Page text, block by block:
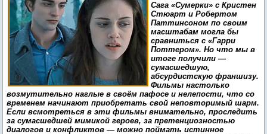
Сага «Сумерки» с Кристен
Стюарт и Робертом
Паттинсоном по своим
масштабам могла бы
сравниться с «Гарри
Поттером». Но что мы в
итоге получили —
сумасшедшую,
абсурдистскую франшизу.
Фильмы настолько
возмутительно наглые в своём пафосе и нелепости, что со
временем начинают приобретать свой неповторимый шарм.
Если всмотреться в эти фильмы внимательно, проследить
за сумасшедшей мимикой героев, за претенциозностью
диалогов и конфликтов — можно поймать истинное